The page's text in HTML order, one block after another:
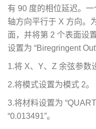
有 90 度的相位延迟。
轴方向平行于 X 方向。
面，并将第 2 个表面设
设置为 “Biregringent Out”
1.将 X、Y、Z 余弦参数
2.将模式设置为模式 2。
3.将材料设置为
“0.013491”。